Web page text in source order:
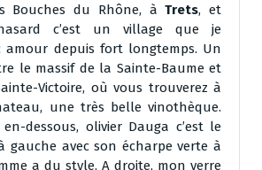
Bouches du Rhône, àTrets, et
c’est un village que je
amour depuis fort longtemps. Un
le massif de la Sainte-Baume et
Victoire, où vous trouverez à
une très belle vinothèque.
dessous, olivier Dauga c’est le
gauche avec son écharpe verte à
a du style. A droite, mon verre